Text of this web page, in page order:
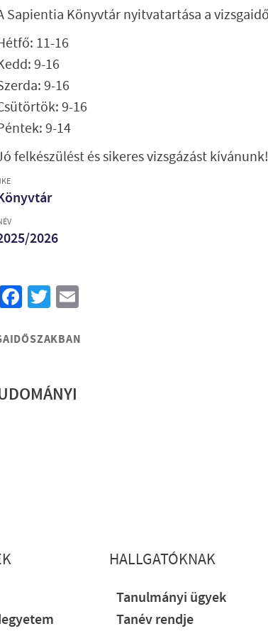
Sapientia Könyvtár nyitvatartása a
11-16
9-16
9-16
9-16
9-14
felkészülést és sikeres vizsgázást kívánunk!
2026
Facebook
Twitter
HALLGATÓKNAK
Tanulmányi ügyek
Tanév rendje